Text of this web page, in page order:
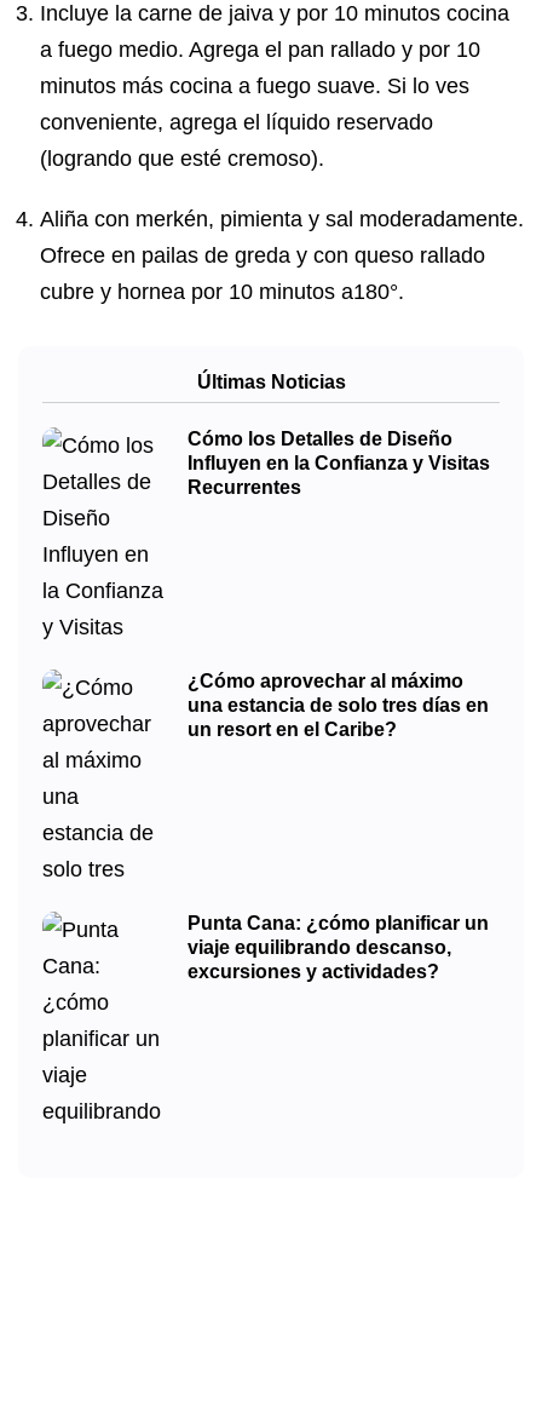
Incluye la carne de jaiva y por 10 minutos cocina
a fuego medio. Agrega el pan rallado y por 10
minutos más cocina a fuego suave. Si lo ves
conveniente, agrega el líquido reservado
(logrando que esté cremoso).
Aliña con merkén, pimienta y sal moderadamente.
Ofrece en pailas de greda y con queso rallado
cubre y hornea por 10 minutos a180°.
Últimas Noticias
Cómo los Detalles de Diseño
Influyen en la Confianza y Visitas
Recurrentes
¿Cómo aprovechar al máximo
una estancia de solo tres días en
un resort en el Caribe?
Punta Cana: ¿cómo planificar un
viaje equilibrando descanso,
excursiones y actividades?